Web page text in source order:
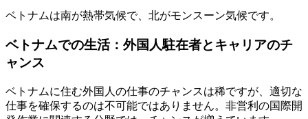
ベトナムは南が熱帯気候で、北がモンスーン気候です。
ベトナムでの生活：外国人駐在者とキャリアのチ
ャンス
ベトナムに住む外国人の仕事のチャンスは稀ですが、適切な
仕事を確保するのは不可能ではありません。非営利の国際開